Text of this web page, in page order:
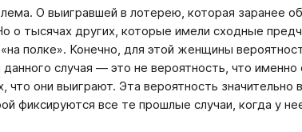
О выигравшей в лотерею, которая заранее
о тысячах других, которые имели сходные
полке». Конечно, для этой женщины
случая — это не вероятность, что именно
что они выиграют. Эта вероятность
фиксируются все те прошлые случаи, когда у